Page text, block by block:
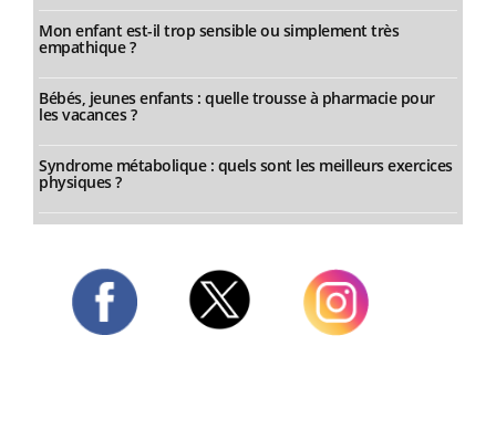
Mon enfant est-il trop sensible ou simplement très
empathique ?
Bébés, jeunes enfants : quelle trousse à pharmacie pour
les vacances ?
Syndrome métabolique : quels sont les meilleurs exercices
physiques ?